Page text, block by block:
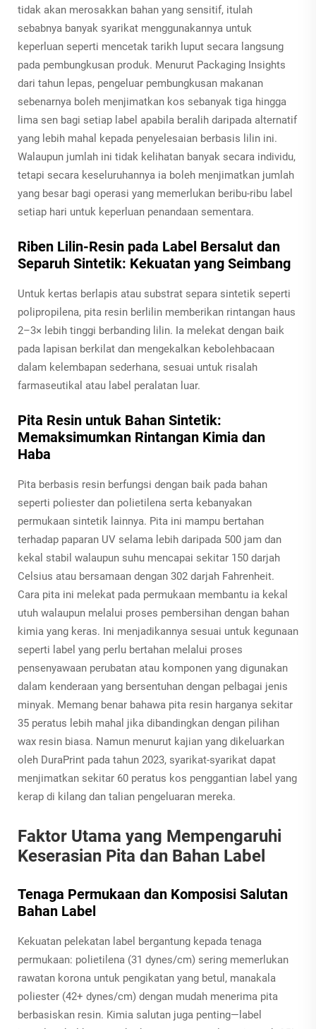
tidak akan merosakkan bahan yang sensitif, itulah
sebabnya banyak syarikat menggunakannya untuk
keperluan seperti mencetak tarikh luput secara langsung
pada pembungkusan produk. Menurut Packaging Insights
dari tahun lepas, pengeluar pembungkusan makanan
sebenarnya boleh menjimatkan kos sebanyak tiga hingga
lima sen bagi setiap label apabila beralih daripada alternatif
yang lebih mahal kepada penyelesaian berbasis lilin ini.
Walaupun jumlah ini tidak kelihatan banyak secara individu,
tetapi secara keseluruhannya ia boleh menjimatkan jumlah
yang besar bagi operasi yang memerlukan beribu-ribu label
setiap hari untuk keperluan penandaan sementara.
Riben Lilin-Resin pada Label Bersalut dan
Separuh Sintetik: Kekuatan yang Seimbang
Untuk kertas berlapis atau substrat separa sintetik seperti
polipropilena, pita resin berlilin memberikan rintangan haus
2–3× lebih tinggi berbanding lilin. Ia melekat dengan baik
pada lapisan berkilat dan mengekalkan kebolehbacaan
dalam kelembapan sederhana, sesuai untuk risalah
farmaseutikal atau label peralatan luar.
Pita Resin untuk Bahan Sintetik:
Memaksimumkan Rintangan Kimia dan
Haba
Pita berbasis resin berfungsi dengan baik pada bahan
seperti poliester dan polietilena serta kebanyakan
permukaan sintetik lainnya. Pita ini mampu bertahan
terhadap paparan UV selama lebih daripada 500 jam dan
kekal stabil walaupun suhu mencapai sekitar 150 darjah
Celsius atau bersamaan dengan 302 darjah Fahrenheit.
Cara pita ini melekat pada permukaan membantu ia kekal
utuh walaupun melalui proses pembersihan dengan bahan
kimia yang keras. Ini menjadikannya sesuai untuk kegunaan
seperti label yang perlu bertahan melalui proses
pensenyawaan perubatan atau komponen yang digunakan
dalam kenderaan yang bersentuhan dengan pelbagai jenis
minyak. Memang benar bahawa pita resin harganya sekitar
35 peratus lebih mahal jika dibandingkan dengan pilihan
wax resin biasa. Namun menurut kajian yang dikeluarkan
oleh DuraPrint pada tahun 2023, syarikat-syarikat dapat
menjimatkan sekitar 60 peratus kos penggantian label yang
kerap di kilang dan talian pengeluaran mereka.
Faktor Utama yang Mempengaruhi
Keserasian Pita dan Bahan Label
Tenaga Permukaan dan Komposisi Salutan
Bahan Label
Kekuatan pelekatan label bergantung kepada tenaga
permukaan: polietilena (31 dynes/cm) sering memerlukan
rawatan korona untuk pengikatan yang betul, manakala
poliester (42+ dynes/cm) dengan mudah menerima pita
berbasiskan resin. Kimia salutan juga penting—label